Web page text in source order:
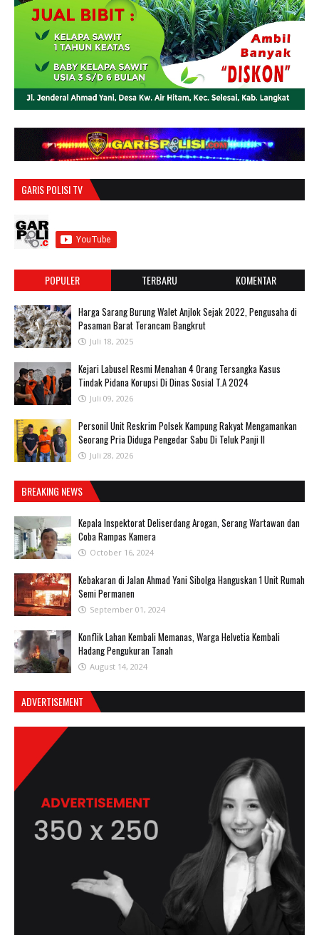
GARIS POLISI TV
POPULER TERBARU KOMENTAR
Harga Sarang Burung Walet Anjlok Sejak 2022, Pengusaha di
Pasaman Barat Terancam Bangkrut
Juli 18, 2025
‎Kejari Labusel Resmi Menahan 4 Orang Tersangka Kasus
Tindak Pidana Korupsi Di Dinas Sosial T.A 2024
Juli 09, 2026
Personil Unit Reskrim Polsek Kampung Rakyat Mengamankan
Seorang Pria Diduga Pengedar Sabu Di Teluk Panji II
Juli 28, 2026
BREAKING NEWS
Kepala Inspektorat Deliserdang Arogan, Serang Wartawan dan
Coba Rampas Kamera
October 16, 2024
Kebakaran di Jalan Ahmad Yani Sibolga Hanguskan 1 Unit Rumah
Semi Permanen
September 01, 2024
Konflik Lahan Kembali Memanas, Warga Helvetia Kembali
Hadang Pengukuran Tanah
August 14, 2024
ADVERTISEMENT